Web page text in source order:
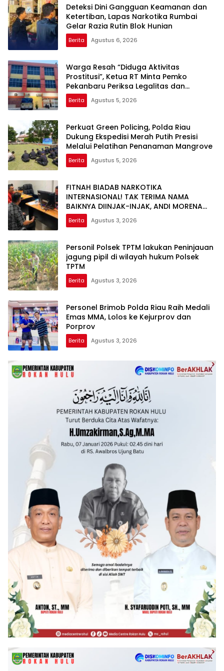
Deteksi Dini Gangguan Keamanan dan
Ketertiban, Lapas Narkotika Rumbai
Gelar Razia Rutin Blok Hunian
Berita Agustus 6, 2026
Warga Resah “Diduga Aktivitas
Prostitusi”, Ketua RT Minta Pemko
Pekanbaru Periksa Legalitas dan
Aktivitas Z Homestay di Jalan Tanjung
Datuk
Berita Agustus 5, 2026
Perkuat Green Policing, Polda Riau
Dukung Ekspedisi Merah Putih Presisi
Melalui Pelatihan Penanaman Mangrove
Berita Agustus 5, 2026
FITNAH BIADAB NARKOTIKA
INTERNASIONAL! TAK TERIMA NAMA
BAIKNYA DIINJAK-INJAK, ANDI MORENA
DECLARE WAR: SIAP Bantai DAN SERET
AKUN PEMBUNUH KARAKTER KE PENJARA
Berita Agustus 3, 2026
Personil Polsek TPTM lakukan Peninjauan
jagung pipil di wilayah hukum Polsek
TPTM
Berita Agustus 3, 2026
Personel Brimob Polda Riau Raih Medali
Emas MMA, Lolos ke Kejurprov dan
Porprov
Berita Agustus 3, 2026